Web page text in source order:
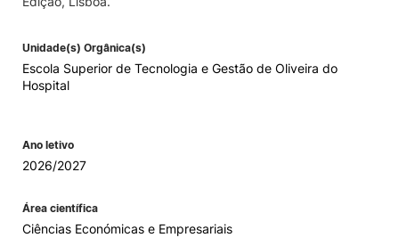
Unidade(s) Orgânica(s)
Escola Superior de Tecnologia e Gestão de Oliveira do
Hospital
Ano letivo
2026/2027
Área científica
Ciências Económicas e Empresariais